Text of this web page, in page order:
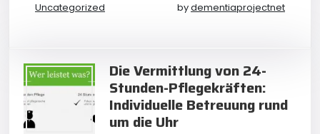
Uncategorized bydementiaprojectnet
Die Vermittlung von 24-
Stunden-Pflegekräften:
Individuelle Betreuung rund
um die Uhr